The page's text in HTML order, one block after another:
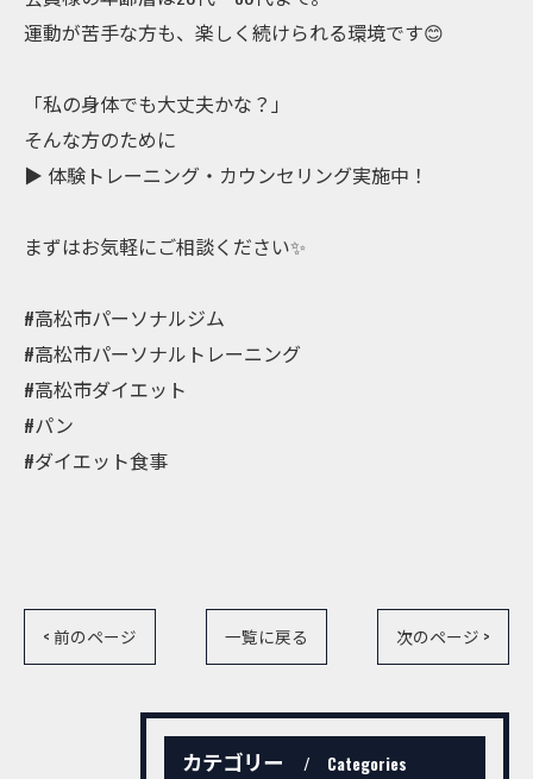
運動が苦手な方も、楽しく続けられる環境です😊
「私の身体でも大丈夫かな？」
そんな方のために
▶︎ 体験トレーニング・カウンセリング実施中！
まずはお気軽にご相談ください✨
#高松市パーソナルジム
#高松市パーソナルトレーニング
#高松市ダイエット
#パン
#ダイエット食事
< 前のページ 一覧に戻る 次のページ >
カテゴリー Categories